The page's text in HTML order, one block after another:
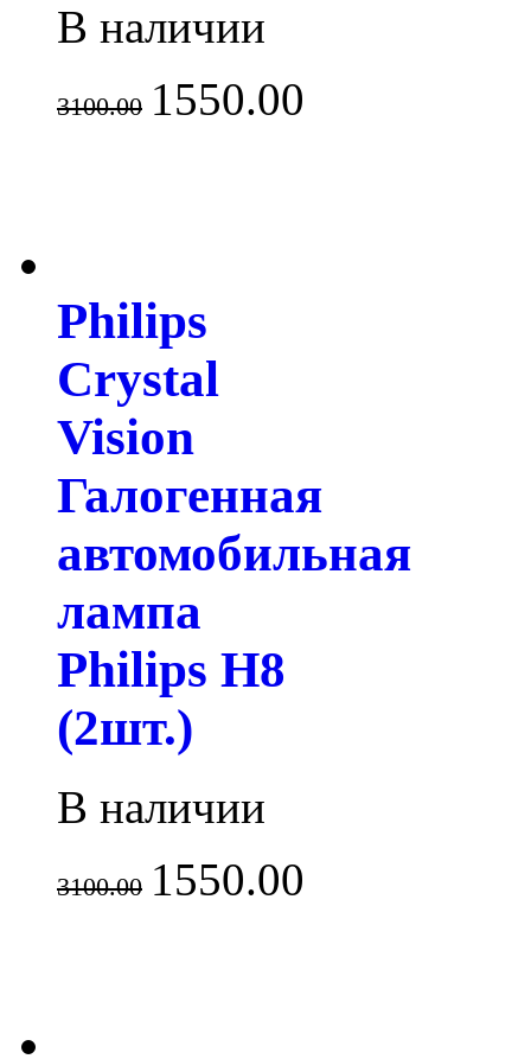
В наличии
3100.00 1550.00
Philips
Crystal
Vision
Галогенная
автомобильная
лампа
Philips H8
(2шт.)
В наличии
3100.00 1550.00